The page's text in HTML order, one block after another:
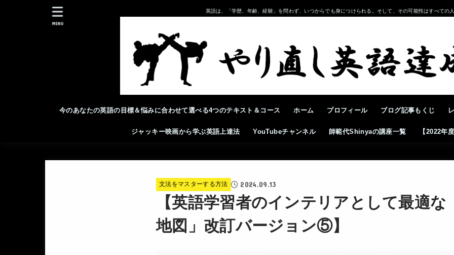
英語は、「学歴、年齢、経験」を問わず、いつからでも身につけられる。そして、その可能性はすべての
今のあなたの英語の目標＆悩みに合わせて選べる4つのテキスト＆コース ホーム プロフィール ブログ記事もくじ
ジャッキー映画から学ぶ英語上達法 YouTubeチャンネル 師範代Shinyaの講座一覧 【2022年
MENU
文法をマスターする方法 2024.09.13
【英語学習者のインテリアとして最適な
地図」改訂バージョン⑤】